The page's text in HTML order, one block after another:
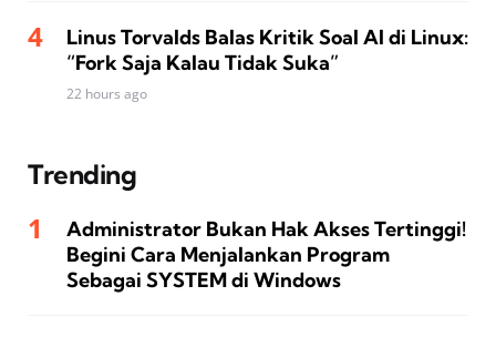
Linus Torvalds Balas Kritik Soal AI di Linux:
“Fork Saja Kalau Tidak Suka”
22 hours ago
Trending
Administrator Bukan Hak Akses Tertinggi!
Begini Cara Menjalankan Program
Sebagai SYSTEM di Windows